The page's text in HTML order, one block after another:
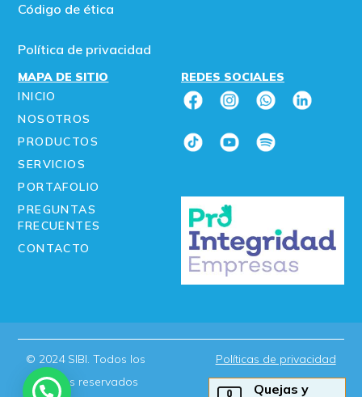
Quejas y
Código de ética
Política de privacidad
MAPA DE SITIO
INICIO
NOSOTROS
PRODUCTOS
SERVICIOS
PORTAFOLIO
PREGUNTAS
FRECUENTES
CONTACTO
REDES SOCIALES
© 2024 SIBI. Todos los
derechos reservados
Políticas de privacidad